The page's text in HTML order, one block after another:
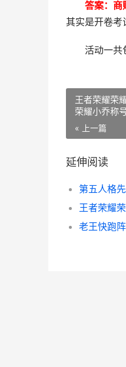
答案：商
其实是开卷考
活动一共包
王者荣耀荣
荣耀小乔称
« 上一篇
延伸阅读
老王快跑